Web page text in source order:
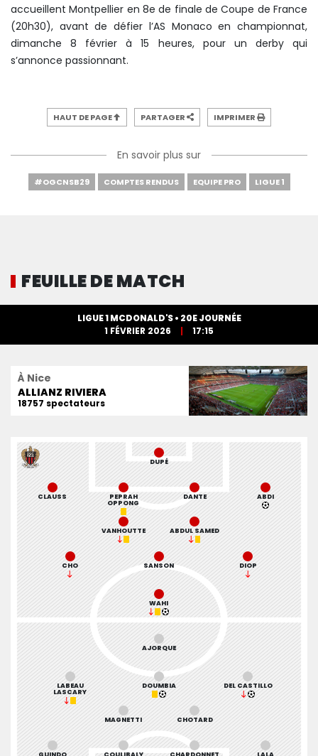
accueillent Montpellier en 8e de finale de Coupe de France
(20h30), avant de défier l’AS Monaco en championnat,
dimanche 8 février à 15 heures, pour un derby qui
s’annonce passionnant.
HAUT DE PAGE PARTAGER IMPRIMER
En savoir plus sur
#OGCNSB29 COMPTES RENDUS EQUIPE PRO LIGUE 1
FEUILLE DE MATCH
LIGUE 1 MCDONALD'S • 20E JOURNÉE
1 FÉVRIER 2026
17:15
À Nice
ALLIANZ RIVIERA
18757 spectateurs
DUPÉ
DANTE
PEPRAH
OPPONG
CLAUSS ABDI
ABDUL SAMED
DIOP
CHO SANSON
VANHOUTTE
WAHI
CHOTARD
LABEAU
LASCARY
MAGNETTI
DEL CASTILLO
DOUMBIA
AJORQUE